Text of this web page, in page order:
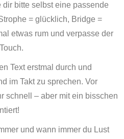
bitte selbst eine passende
= glücklich, Bridge =
etwas rum und verpasse der
Text erstmal durch und
im Takt zu sprechen. Vor
schnell – aber mit ein bisschen
und wann immer du Lust